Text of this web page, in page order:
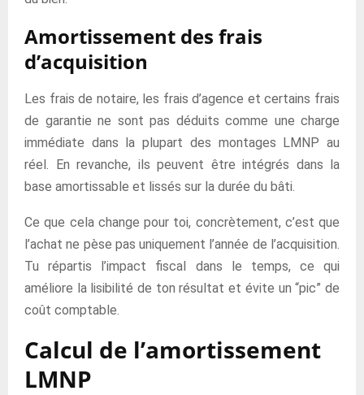
Amortissement des frais
d’acquisition
Les frais de notaire, les frais d’agence et certains frais
de garantie ne sont pas déduits comme une charge
immédiate dans la plupart des montages LMNP au
réel. En revanche, ils peuvent être intégrés dans la
base amortissable et lissés sur la durée du bâti.
Ce que cela change pour toi, concrètement, c’est que
l’achat ne pèse pas uniquement l’année de l’acquisition.
Tu répartis l’impact fiscal dans le temps, ce qui
améliore la lisibilité de ton résultat et évite un “pic” de
coût comptable.
Calcul de l’amortissement
LMNP